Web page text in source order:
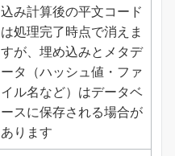
込み計算後の平文コード
は処理完了時点で消えま
すが、埋め込みとメタデ
ータ（ハッシュ値・ファ
イル名など）はデータベ
ースに保存される場合が
あります